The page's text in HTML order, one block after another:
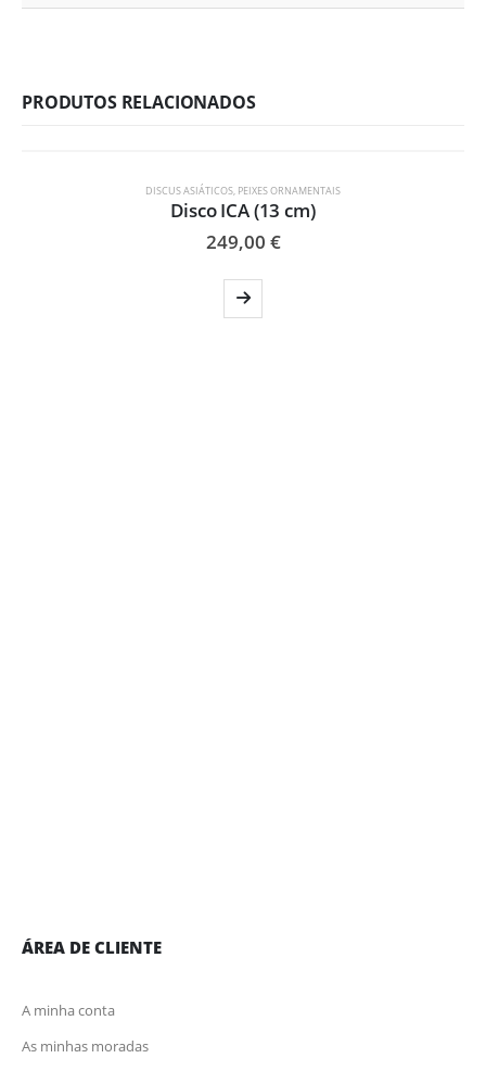
PRODUTOS RELACIONADOS
DISCUS ASIÁTICOS, PEIXES ORNAMENTAIS
Disco ICA (13 cm)
249,00 €
ÁREA DE CLIENTE
A minha conta
As minhas moradas